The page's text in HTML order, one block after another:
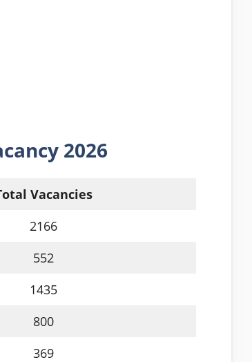
2026
Vacancies
2166
552
1435
800
369